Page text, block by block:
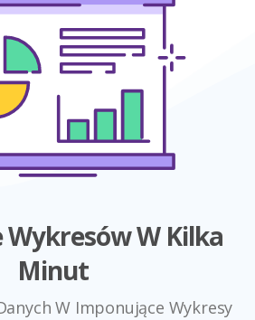
W Kilka
Minut
W Imponujące Wykresy